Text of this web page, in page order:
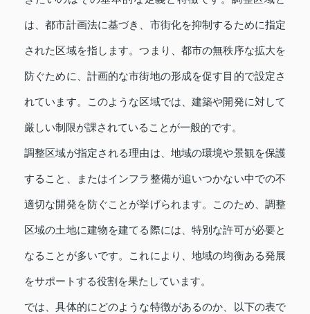
は、都市計画法に基づき、市街化を抑制するために指定
された区域を指します。つまり、都市の無秩序な拡大を
防ぐために、計画的な市街地の形成を促す目的で設定さ
れています。このような区域では、建築や開発に対して
厳しい制限が課されていることが一般的です。
調整区域が指定される理由は、地域の環境や景観を保護
すること、またはインフラ整備が追いつかない中での不
適切な開発を防ぐことが挙げられます。このため、調整
区域の土地に建物を建てる際には、特別な許可が必要と
なることが多いです。これにより、地域の均衡ある発展
をサポートする役割を果たしています。
では、具体的にどのような特徴があるのか、以下の表で